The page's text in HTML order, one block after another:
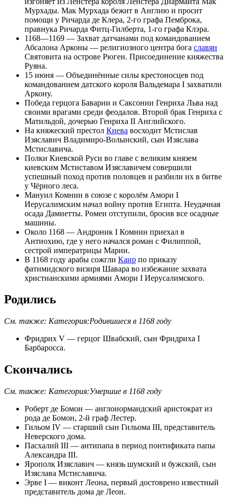
Мурхады. Мак Мурхада бежит в Англию и просит
помощи у Ричарда де Клера, 2-го графа Пемброка,
правнука Ричарда Фитц-Гилберта, 1-го графа Клэра.
1168—1169 — Захват датчанами под командованием
Абсалона Арконы — религиозного центра бога славян
Святовита на острове Рюген. Присоединение княжества
Руяна.
15 июня — Объединённые силы крестоносцев под
командованием датского короля Вальдемара I захватили
Аркону.
Победа герцога Баварии и Саксонии Генриха Льва над
своими врагами среди феодалов. Второй брак Генриха с
Матильдой, дочерью Генриха II Английского.
На княжеский престол Киева восходит Мстислав
Изяславич Владимиро-Волынский, сын Изяслава
Мстиславича.
Полки Киевской Руси во главе с великим князем
киевским Мстиставом Изяславичем совершили
успешный поход против половцев и разбили их в битве
у Чёрного леса.
Мануил Комнин в союзе с королём Амори I
Иерусалимским начал войну против Египта. Неудачная
осада Дамиетты. Ромеи отступили, бросив все осадные
машины.
Около 1168 — Андроник I Комнин приехал в
Антиохию, где у него начался роман с Филиппой,
сестрой императрицы Марии.
В 1168 году арабы сожгли Каир по приказу
фатимидского визиря Шавара во избежание захвата
христианскими армиями Амори І Иерусалимского.
Родились
См. также: Категория:Родившиеся в 1168 году
Фридрих V — герцог Швабский, сын Фридриха I
Барбаросса.
Скончались
См. также: Категория:Умершие в 1168 году
Роберт де Бомон — англонормандский аристократ из
рода де Бомон, 2-й граф Лестер.
Гильом IV — старший сын Гильома III, представитель
Неверского дома.
Пасхалий III — антипапа в период понтификата папы
Александра III.
Ярополк Изяславич — князь шумский и бужский, сын
Изяслава Мстиславича.
Эрве I — виконт Леона, первый достоврено известный
представитель дома де Леон.